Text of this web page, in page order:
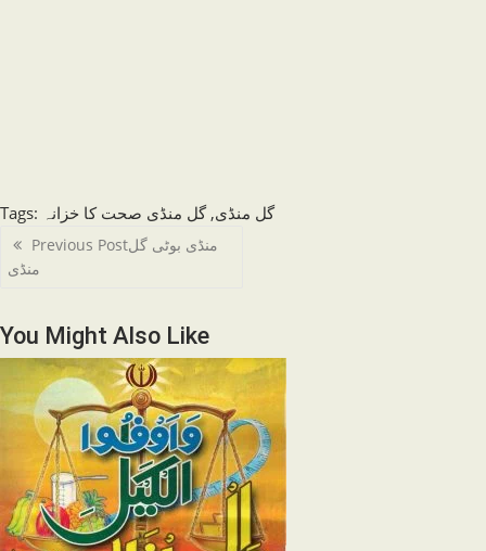
Tags: گل منڈی, گل منڈی صحت کا خزانہ
Read
more
Previous Postمنڈی بوٹی گل
منڈی
You Might Also Like